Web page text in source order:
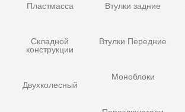
Пластмасса
Складной
конструкции
Двухколесный
Втулки задние
Втулки Передние
Моноблоки